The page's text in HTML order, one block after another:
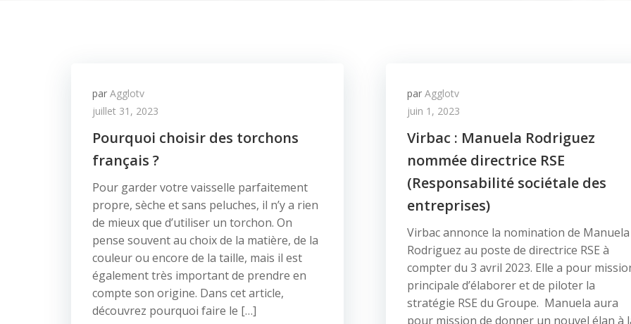
par Agglotv
juillet 31, 2023
Pourquoi choisir des torchons
français ?
Pour garder votre vaisselle parfaitement
propre, sèche et sans peluches, il n’y a rien
de mieux que d’utiliser un torchon. On
pense souvent au choix de la matière, de la
couleur ou encore de la taille, mais il est
également très important de prendre en
compte son origine. Dans cet article,
découvrez pourquoi faire le […]
par Agglotv
juin 1, 2023
Virbac : Manuela Rodriguez
nommée directrice RSE
(Responsabilité sociétale des
entreprises)
Virbac annonce la nomination de Manuela
Rodriguez au poste de directrice RSE à
compter du 3 avril 2023. Elle a pour
principale d’élaborer et de piloter la
stratégie RSE du Groupe. Manuela aura
pour mission de donner un nouvel élan à